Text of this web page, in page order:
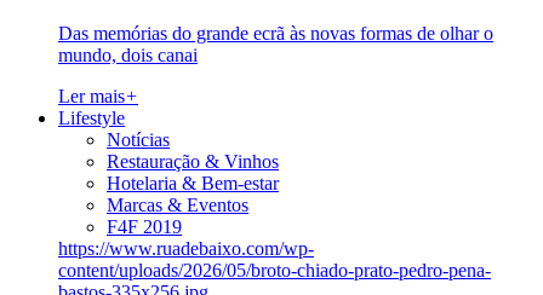
Das memórias do grande ecrã às novas formas de olhar o
mundo, dois canai
Ler mais+
Lifestyle
Notícias
Restauração & Vinhos
Hotelaria & Bem-estar
Marcas & Eventos
F4F 2019
https://www.ruadebaixo.com/wp-
content/uploads/2026/05/broto-chiado-prato-pedro-pena-